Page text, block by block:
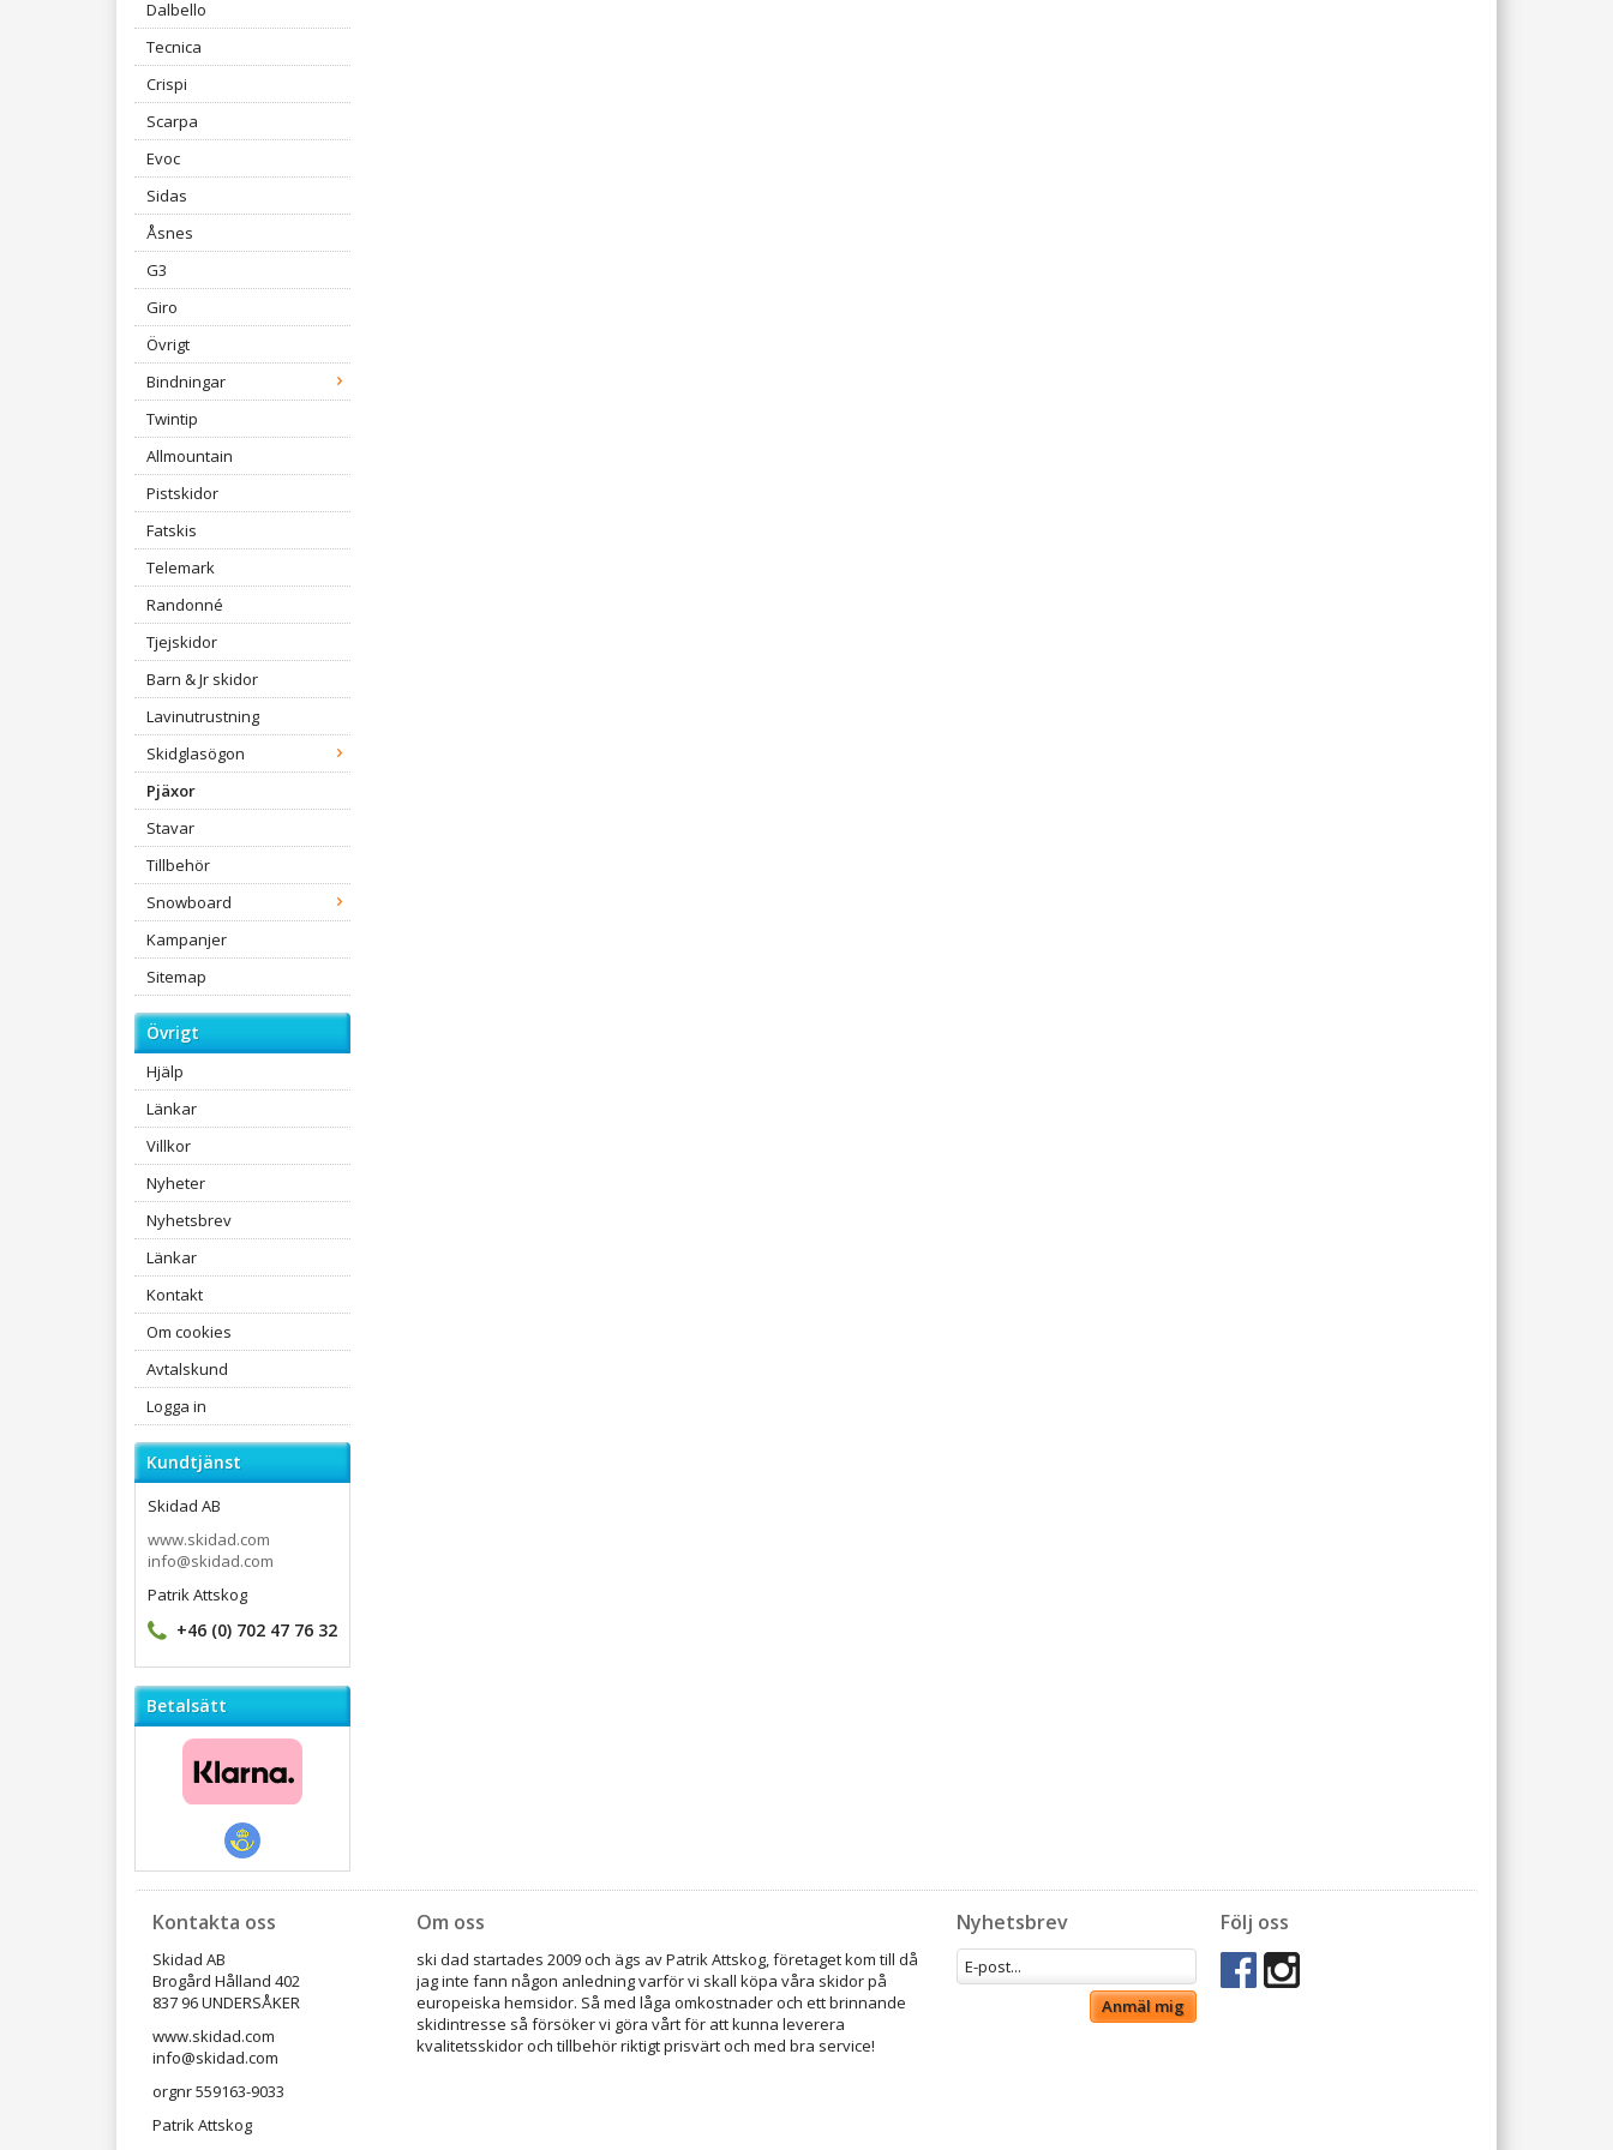
Dalbello
Tecnica
Crispi
Scarpa
Evoc
Sidas
Åsnes
G3
Giro
Övrigt
Bindningar
Twintip
Allmountain
Pistskidor
Fatskis
Telemark
Randonné
Tjejskidor
Barn & Jr skidor
Lavinutrustning
Skidglasögon
Pjäxor
Stavar
Tillbehör
Snowboard
Kampanjer
Sitemap
Övrigt
Hjälp
Länkar
Villkor
Nyheter
Nyhetsbrev
Länkar
Kontakt
Om cookies
Avtalskund
Logga in
Kundtjänst
Skidad AB
www.skidad.com
info@skidad.com
Patrik Attskog
+46 (0) 702 47 76 32
Betalsätt
Kontakta oss
Skidad AB
Brogård Hålland 402
837 96 UNDERSÅKER
www.skidad.com
info@skidad.com
orgnr 559163-9033
Patrik Attskog
Följ oss
Nyhetsbrev
Anmäl mig
Om oss
ski dad startades 2009 och ägs av Patrik Attskog, företaget kom till då
jag inte fann någon anledning varför vi skall köpa våra skidor på
europeiska hemsidor. Så med låga omkostnader och ett brinnande
skidintresse så försöker vi göra vårt för att kunna leverera
kvalitetsskidor och tillbehör riktigt prisvärt och med bra service!